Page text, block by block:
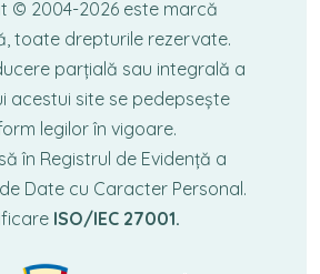
© 2004-2026 este marcă
toate drepturile rezervate.
parțială sau integrală a
acestui site se pedepsește
legilor în vigoare.
în Registrul de Evidență a
Date cu Caracter Personal.
ISO/IEC 27001.